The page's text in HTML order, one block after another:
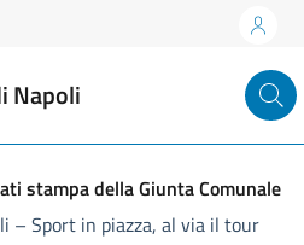
Napoli
stampa della Giunta Comunale
– Sport in piazza, al via il tour